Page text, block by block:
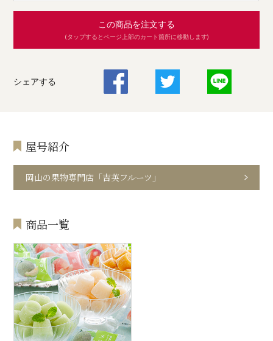
この商品を注文する
(タップするとページ上部のカート箇所に移動します)
シェアする
屋号紹介
岡山の果物専門店「吉英フルーツ」
商品一覧